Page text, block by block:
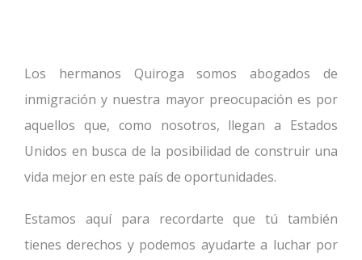
Los hermanos Quiroga somos abogados de
inmigración y nuestra mayor preocupación es por
aquellos que, como nosotros, llegan a Estados
Unidos en busca de la posibilidad de construir una
vida mejor en este país de oportunidades.
Estamos aquí para recordarte que tú también
tienes derechos y podemos ayudarte a luchar por